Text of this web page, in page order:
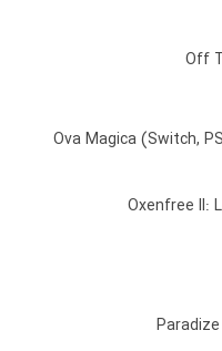
Off
Ova Magica (Switch,
Oxenfree II: